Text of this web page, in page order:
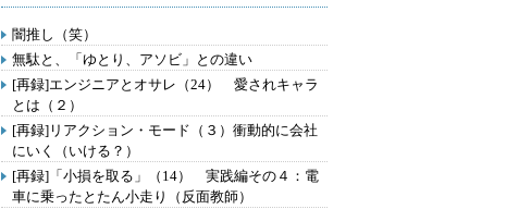
闇推し（笑）
無駄と、「ゆとり、アソビ」との違い
[再録]エンジニアとオサレ（24） 愛されキャラ
とは（２）
[再録]リアクション・モード（３）衝動的に会社
にいく（いける？）
[再録]「小損を取る」（14） 実践編その４：電
車に乗ったとたん小走り（反面教師）